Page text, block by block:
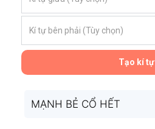
Tạo kí tự
MẠNH BẺ CỔ HẾT